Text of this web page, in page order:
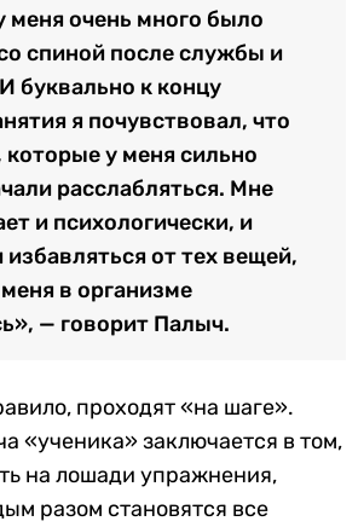
меня очень много было
спиной после службы и
буквально к концу
я почувствовал, что
у меня сильно
расслабляться. Мне
и психологически, и
от тех вещей,
в организме
— говорит Палыч.
проходят «на шаге».
«ученика» заключается в том,
на лошади упражнения,
разом становятся все